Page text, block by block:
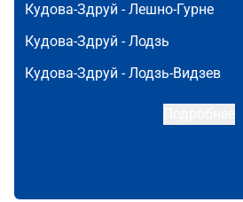
Кудова-Здруй -Лешно-Гурне
Кудова-Здруй -Лодзь
Кудова-Здруй -Лодзь-Видзев